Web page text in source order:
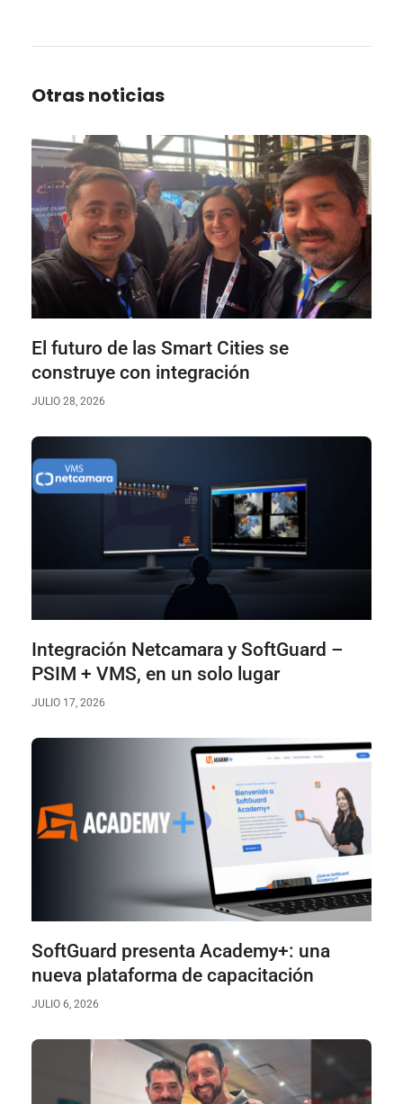
Otras noticias
El futuro de las Smart Cities se
construye con integración
JULIO 28, 2026
Integración Netcamara y SoftGuard –
PSIM + VMS, en un solo lugar
JULIO 17, 2026
SoftGuard presenta Academy+: una
nueva plataforma de capacitación
JULIO 6, 2026